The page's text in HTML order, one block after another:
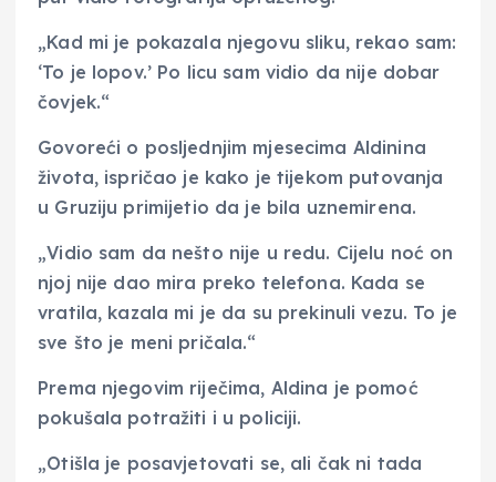
„Kad mi je pokazala njegovu sliku, rekao sam:
‘To je lopov.’ Po licu sam vidio da nije dobar
čovjek.“
Govoreći o posljednjim mjesecima Aldinina
života, ispričao je kako je tijekom putovanja
u Gruziju primijetio da je bila uznemirena.
„Vidio sam da nešto nije u redu. Cijelu noć on
njoj nije dao mira preko telefona. Kada se
vratila, kazala mi je da su prekinuli vezu. To je
sve što je meni pričala.“
Prema njegovim riječima, Aldina je pomoć
pokušala potražiti i u policiji.
„Otišla je posavjetovati se, ali čak ni tada